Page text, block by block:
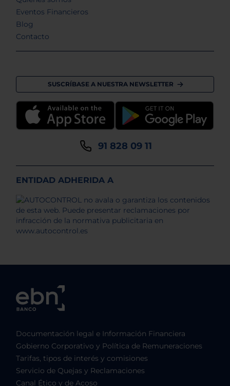
Eventos Financieros
Blog
Contacto
SUSCRÍBASE A NUESTRA NEWSLETTER
91 828 09 11
ENTIDAD ADHERIDA A
Documentación legal e Información Financiera
Gobierno Corporativo y Política de Remuneraciones
Tarifas, tipos de interés y comisiones
Servicio de Quejas y Reclamaciones
Canal Ético y de Acoso